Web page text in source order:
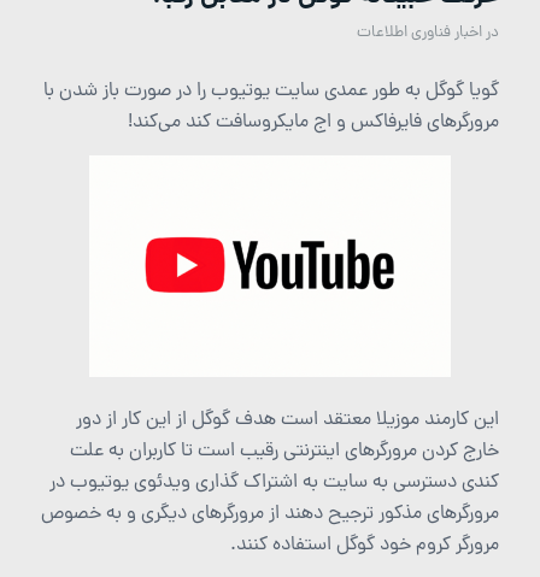
دراخبار فناوری اطلاعات
گویا گوگل به طور عمدی سایت یوتیوب را در صورت باز شدن با
مرورگرهای فایرفاکس و اج مایکروسافت کند می‌کند!
این کارمند موزیلا معتقد است هدف گوگل از این کار از دور
خارج کردن مرورگرهای اینترنتی رقیب است تا کاربران به علت
کندی دسترسی به سایت به اشتراک گذاری ویدئوی یوتیوب در
مرورگرهای مذکور ترجیح دهند از مرورگرهای دیگری و به خصوص
مرورگر کروم خود گوگل استفاده کنند.